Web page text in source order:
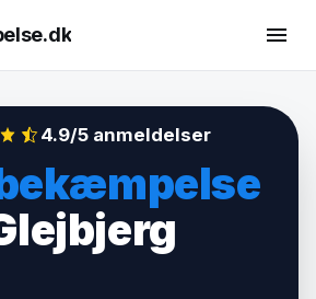
menu
4.9/5 anmeldelser